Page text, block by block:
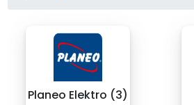
Planeo Elektro (3)